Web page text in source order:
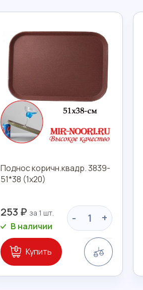
Поднос коричн.квадр. 3839-
51*38 (1х20)
253 ₽ - +
В наличии
Купить